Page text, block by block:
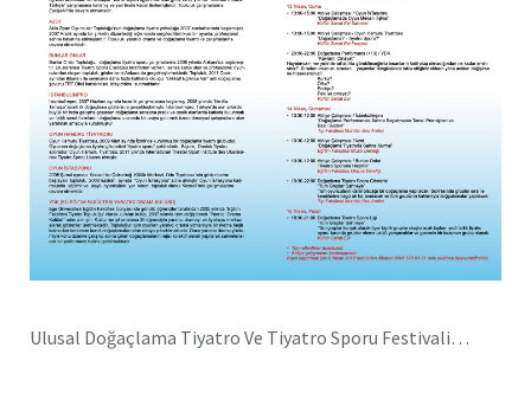
Ulusal Doğaçlama Tiyatro Ve Tiyatro Sporu Festivali…